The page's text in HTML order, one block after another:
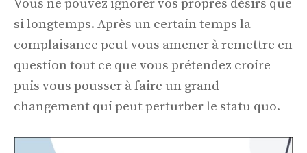
Vous ne pouvez ignorer vos propres désirs que
si longtemps. Après un certain temps la
complaisance peut vous amener à remettre en
question tout ce que vous prétendez croire
puis vous pousser à faire un grand
changement qui peut perturber le statu quo.